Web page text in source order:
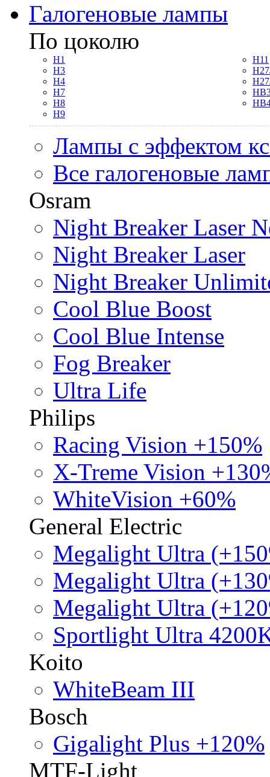
Галогеновые лампы
По цоколю
H1
H3
H4
H7
H8
H9
H11
Лампы с эффектом
Все галогеновые
Osram
Night Breaker Laser
Night Breaker Laser
Night Breaker
Cool Blue Boost
Cool Blue Intense
Fog Breaker
Ultra Life
Philips
Racing Vision +150%
X-Treme Vision
WhiteVision +60%
General Electric
Megalight Ultra
Megalight Ultra
Megalight Ultra
Sportlight Ultra
Koito
WhiteBeam III
Bosch
Gigalight Plus +120%
MTF-Light